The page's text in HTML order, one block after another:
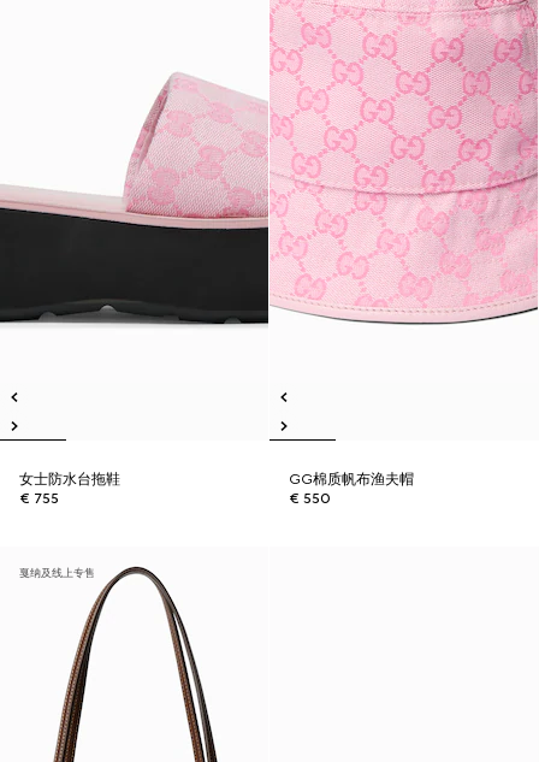
女士防水台拖鞋
€ 755
GG棉质帆布渔夫帽
€ 550
戛纳及线上专售